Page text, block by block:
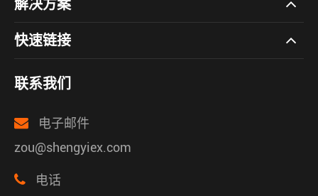
解决方案
快速链接
联系我们
电子邮件
zou@shengyiex.com
电话